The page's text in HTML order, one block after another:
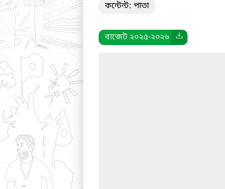
কন্টেন্ট: পাতা
বাজেট ২০২৫-২০২৬